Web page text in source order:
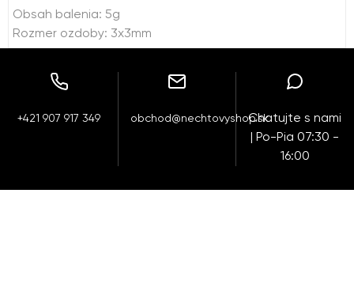
Obsah balenia: 5g
Rozmer ozdoby: 3x3mm
+421 907 917 349 obchod@nechtovyshop.skChatujte s nami
| Po-Pia 07:30 -
16:00